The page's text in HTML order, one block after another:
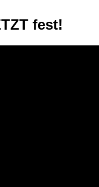
fest!